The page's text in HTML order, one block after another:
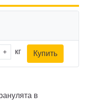
+ кг Купить
в